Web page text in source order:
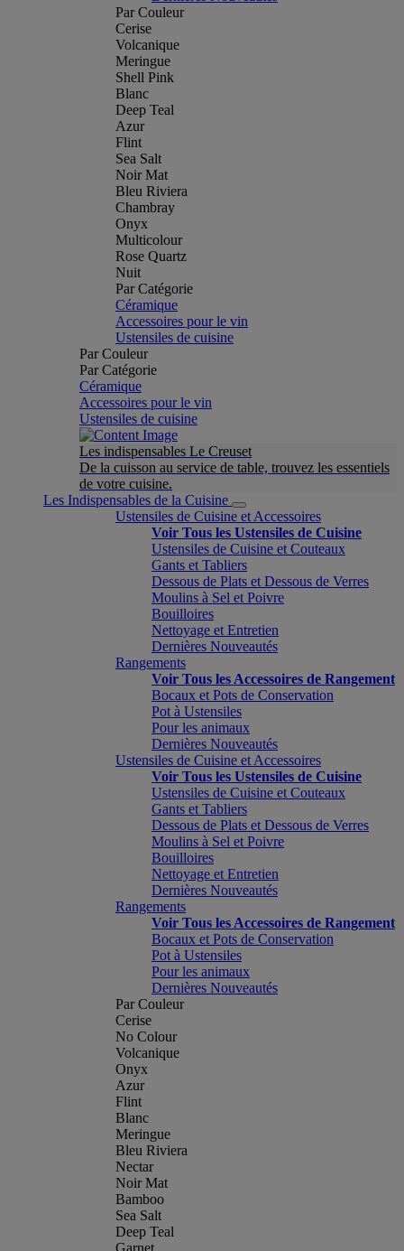
Par Couleur
Cerise
Volcanique
Meringue
Shell Pink
Blanc
Deep Teal
Azur
Flint
Sea Salt
Noir Mat
Bleu Riviera
Chambray
Onyx
Multicolour
Rose Quartz
Nuit
Par Catégorie
Céramique
Accessoires pour le vin
Ustensiles de cuisine
Par Couleur
Par Catégorie
Céramique
Accessoires pour le vin
Ustensiles de cuisine
Les indispensables Le Creuset
De la cuisson au service de table, trouvez les essentiels
de votre cuisine.
Les Indispensables de la Cuisine
Ustensiles de Cuisine et Accessoires
Voir Tous les Ustensiles de Cuisine
Ustensiles de Cuisine et Couteaux
Gants et Tabliers
Dessous de Plats et Dessous de Verres
Moulins à Sel et Poivre
Bouilloires
Nettoyage et Entretien
Dernières Nouveautés
Rangements
Voir Tous les Accessoires de Rangement
Bocaux et Pots de Conservation
Pot à Ustensiles
Pour les animaux
Dernières Nouveautés
Ustensiles de Cuisine et Accessoires
Voir Tous les Ustensiles de Cuisine
Ustensiles de Cuisine et Couteaux
Gants et Tabliers
Dessous de Plats et Dessous de Verres
Moulins à Sel et Poivre
Bouilloires
Nettoyage et Entretien
Dernières Nouveautés
Rangements
Voir Tous les Accessoires de Rangement
Bocaux et Pots de Conservation
Pot à Ustensiles
Pour les animaux
Dernières Nouveautés
Par Couleur
Cerise
No Colour
Volcanique
Onyx
Azur
Flint
Blanc
Meringue
Bleu Riviera
Nectar
Noir Mat
Bamboo
Sea Salt
Deep Teal
Garnet